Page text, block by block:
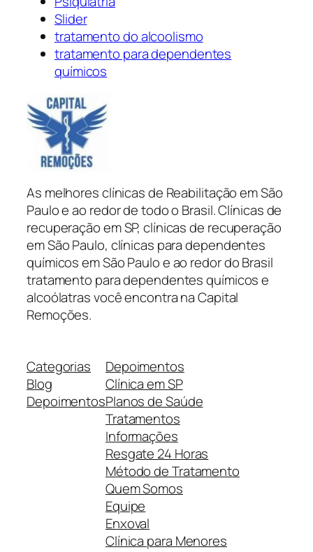
Slider
tratamento do alcoolismo
tratamento para dependentes
químicos
As melhores clínicas de Reabilitação em São
Paulo e ao redor de todo o Brasil. Clínicas de
recuperação em SP, clínicas de recuperação
em São Paulo, clínicas para dependentes
químicos em São Paulo e ao redor do Brasil
tratamento para dependentes químicos e
alcoólatras você encontra na Capital
Remoções.
Categorias
Blog
Depoimentos
Depoimentos
Clínica em SP
Planos de Saúde
Tratamentos
Informações
Resgate 24 Horas
Método de Tratamento
Quem Somos
Equipe
Enxoval
Clínica para Menores